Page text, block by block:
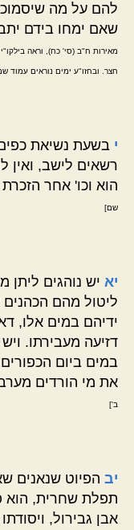
להם על מה
שאם ימחו בידם
מאירות ח"ב (סי' כח), וראה
חצר. ובחזו"ע ימים נוראים עמוד
י בשעת נשיאת
רשאים לישב, ואין
הוא וכו' אחר
שם]
יא יש נוהגים ליתן
ליטול מהם הכהנים
ידיהם במים אלו,
דזיעה מעבירתו.
במים ביום
את מי הורדים
ב']
יב הפיוט שנאנים
תפלת שחרית, הוא
אבן גבירול,